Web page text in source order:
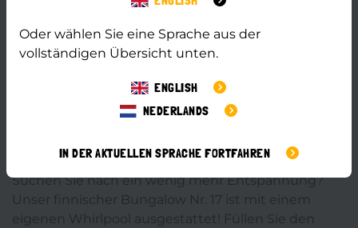
Unsere Bungalows sind ebenerdig und verfügen
über eine großzügige Terrasse mit Möbeln und
einen Parkplatz für ein Auto. Sie befinden sich auf
dem Wulp, auf den Plätzen 2, 3, 16, 17 und 18.
mit Whirlpool
Suchen Sie nach ein wenig mehr Entspannung?
Unser finnischer Bungalow Nr. 17 ist mit einem
eigenen Whirlpool ausgestattet! Füllen Sie den
Oder wählen Sie eine Sprache aus der
vollständigen Übersicht unten.
ENGLISH
NEDERLANDS
IN DER AKTUELLEN SPRACHE FORTFAHREN